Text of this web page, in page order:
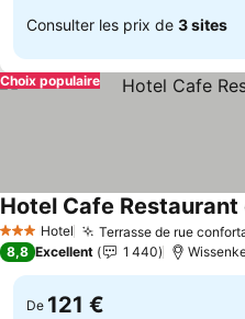
Consulter les prix de 3 sites
Choix populaire
3 ÉtoilesHotel Terrasse de rue
Hotel Cafe Restaurant
8,8 Excellent 1 440
De 121 €